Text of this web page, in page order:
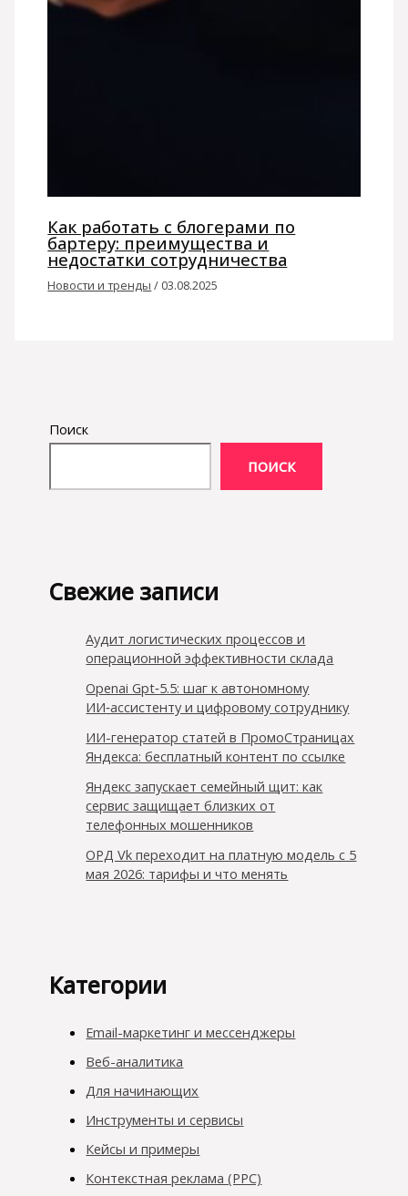
Как работать с блогерами по
бартеру: преимущества и
недостатки сотрудничества
Новости и тренды / 03.08.2025
Поиск
ПОИСК
Свежие записи
Аудит логистических процессов и
операционной эффективности склада
Openai Gpt‑5.5: шаг к автономному
ИИ‑ассистенту и цифровому сотруднику
ИИ-генератор статей в ПромоСтраницах
Яндекса: бесплатный контент по ссылке
Яндекс запускает семейный щит: как
сервис защищает близких от
телефонных мошенников
ОРД Vk переходит на платную модель с 5
мая 2026: тарифы и что менять
Категории
Email-маркетинг и мессенджеры
Веб-аналитика
Для начинающих
Инструменты и сервисы
Кейсы и примеры
Контекстная реклама (PPC)